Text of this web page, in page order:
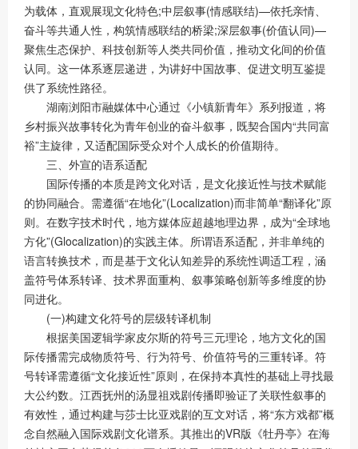
为载体，直观展现文化特色;中层叙事(情感联结)—依托亲情、
奋斗等共通人性，构筑情感联结的桥梁;深层叙事(价值认同)—
聚焦生态保护、科技创新等人类共同价值，推动文化间的价值
认同。这一体系逐层递进，为讲好中国故事、促进文明互鉴提
供了系统性路径。
湖南浏阳市融媒体中心通过《小镇新青年》系列报道，将
乡村振兴故事转化为青年创业的奋斗叙事，既契合国内“共同富
裕”主旋律，又适配国际受众对个人成长的价值期待。
三、外宣的语系适配
国际传播的本质是跨文化对话，是文化接近性与技术赋能
的协同融合。需遵循“在地化”(Localization)而非简单“翻译化”原
则。在数字技术时代，地方媒体应超越地理边界，成为“全球地
方化”(Glocalization)的实践主体。所谓语系适配，并非单纯的
语言转换技术，而是基于文化认知差异的系统性调适工程，涵
盖符号体系转译、技术界面重构、叙事策略创新等多维度的协
同进化。
(一)构建文化符号的层级转译机制
根据美国逻辑学家皮尔斯的符号三元理论，地方文化的国
际传播需完成物质符号、行为符号、价值符号的三重转译。符
号转译需遵循“文化接近性”原则，在保持本真性的基础上寻找最
大公约数。江西抚州的汤显祖戏剧传播即验证了关联性叙事的
有效性，通过构建与莎士比亚戏剧的互文对话，将“东方戏都”概
念自然融入国际戏剧文化谱系。其推出的VR版《牡丹亭》在海